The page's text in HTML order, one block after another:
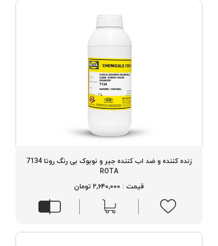
زنده کننده و ضد اب کننده جیر و نوبوک بی رنگ روتا 7134
ROTA
قیمت : ۲,۶۴۰,۰۰۰ تومان